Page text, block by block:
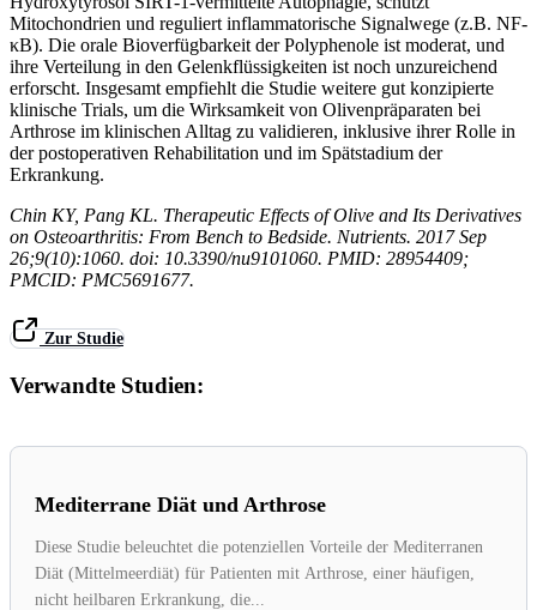
Mitochondrien und reguliert inflammatorische Signalwege (z.B. NF-
κB). Die orale Bioverfügbarkeit der Polyphenole ist moderat, und
ihre Verteilung in den Gelenkflüssigkeiten ist noch unzureichend
erforscht. Insgesamt empfiehlt die Studie weitere gut konzipierte
klinische Trials, um die Wirksamkeit von Olivenpräparaten bei
Arthrose im klinischen Alltag zu validieren, inklusive ihrer Rolle in
der postoperativen Rehabilitation und im Spätstadium der
Erkrankung.
Chin KY, Pang KL. Therapeutic Effects of Olive and Its Derivatives
on Osteoarthritis: From Bench to Bedside. Nutrients. 2017 Sep
26;9(10):1060. doi: 10.3390/nu9101060. PMID: 28954409;
PMCID: PMC5691677.
Zur Studie
Verwandte Studien:
Mediterrane Diät und Arthrose
Diese Studie beleuchtet die potenziellen Vorteile der Mediterranen
Diät (Mittelmeerdiät) für Patienten mit Arthrose, einer häufigen,
nicht heilbaren Erkrankung, die...